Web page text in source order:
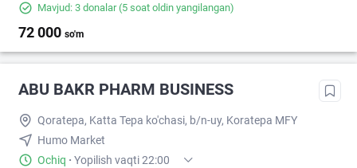
Mavjud: 3 donalar(5 soat oldin yangilangan)
72 000 so'm
ABU BAKR PHARM BUSINESS
Qoratepa, Katta Tepa ko'chasi, b/n-uy, Koratepa MFY
Humo Market
Ochiq · Yopilish vaqti 22:00